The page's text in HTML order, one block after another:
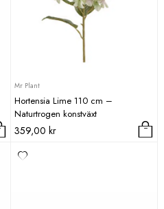
Mr Plant
Hortensia Lime 110 cm –
Naturtrogen konstväxt
359,00 kr